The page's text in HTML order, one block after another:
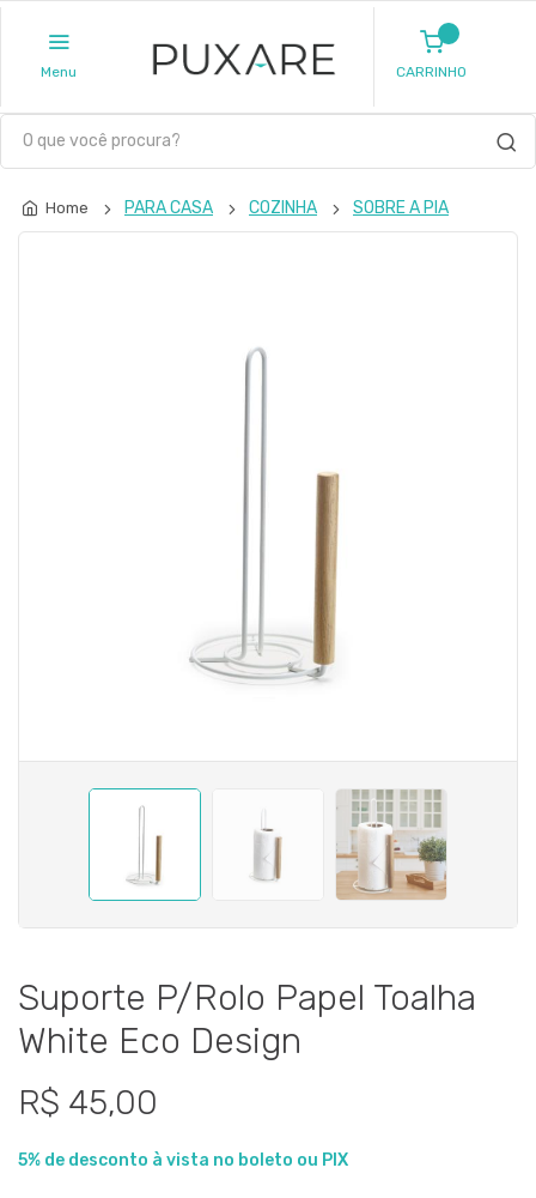
Menu CARRINHO
Home PARA CASA COZINHA SOBRE A PIA
Suporte P/Rolo Papel Toalha
White Eco Design
R$ 45,00
5% de desconto à vista no boleto ou PIX